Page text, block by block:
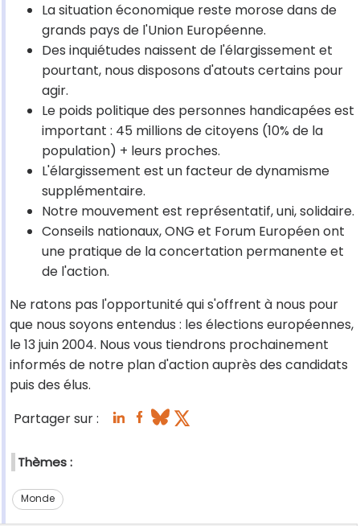
La situation économique reste morose dans de
grands pays de l'Union Européenne.
Des inquiétudes naissent de l'élargissement et
pourtant, nous disposons d'atouts certains pour
agir.
Le poids politique des personnes handicapées est
important : 45 millions de citoyens (10% de la
population) + leurs proches.
L'élargissement est un facteur de dynamisme
supplémentaire.
Notre mouvement est représentatif, uni, solidaire.
Conseils nationaux, ONG et Forum Européen ont
une pratique de la concertation permanente et
de l'action.
Ne ratons pas l'opportunité qui s'offrent à nous pour
que nous soyons entendus : les élections européennes,
le 13 juin 2004. Nous vous tiendrons prochainement
informés de notre plan d'action auprès des candidats
puis des élus.
Partager sur :
Thèmes :
Monde